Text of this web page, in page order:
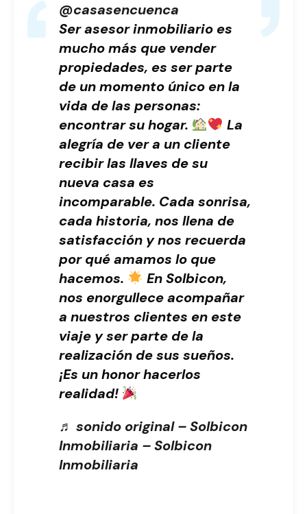
@casasencuenca
Ser asesor inmobiliario es
mucho más que vender
propiedades, es ser parte
de un momento único en la
vida de las personas:
encontrar su hogar.
La
alegría de ver a un cliente
recibir las llaves de su
nueva casa es
incomparable. Cada sonrisa,
cada historia, nos llena de
satisfacción y nos recuerda
por qué amamos lo que
hacemos.
En Solbicon,
nos enorgullece acompañar
a nuestros clientes en este
viaje y ser parte de la
realización de sus sueños.
¡Es un honor hacerlos
realidad!
♬ sonido original – Solbicon
Inmobiliaria – Solbicon
Inmobiliaria